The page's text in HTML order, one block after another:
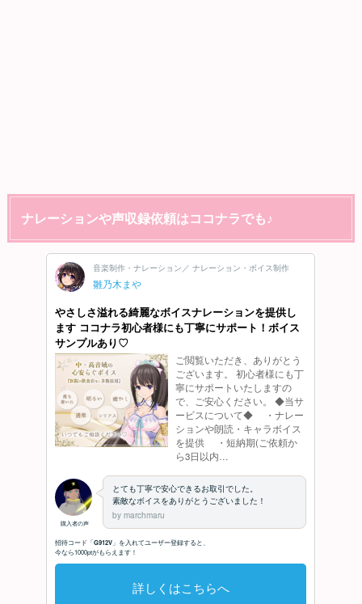
ナレーションや声収録依頼はココナラでも♪